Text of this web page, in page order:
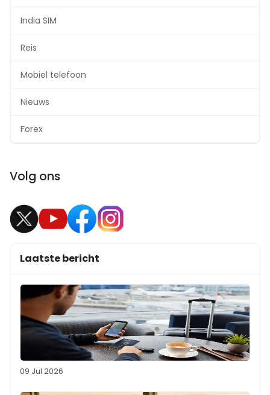
India SIM
Reis
Mobiel telefoon
Nieuws
Forex
Volg ons
Laatste bericht
09 Jul 2026